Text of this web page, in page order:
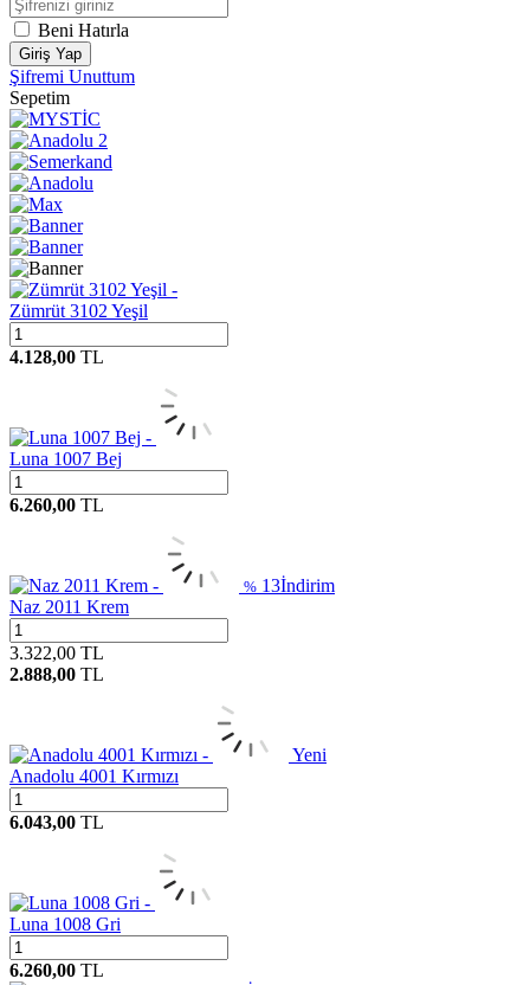
Beni Hatırla
Giriş Yap
Şifremi Unuttum
Sepetim
Zümrüt 3102 Yeşil
4.128,00 TL
Luna 1007 Bej
6.260,00 TL
% 13İndirim
Naz 2011 Krem
3.322,00 TL
2.888,00 TL
Yeni
Anadolu 4001 Kırmızı
6.043,00 TL
Luna 1008 Gri
6.260,00 TL